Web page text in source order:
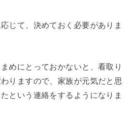
じて、決めておく必要がありま
めにとっておかないと、看取り
りますので、家族が元気だと思
という連絡をするようになりま